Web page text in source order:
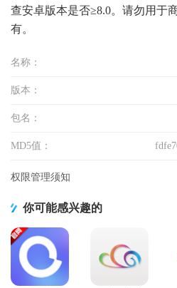
查安卓版本是否≥8.0。请勿用于
有。
名称：
版本：
包名：
MD5值：
权限管理须知
你可能感兴趣的